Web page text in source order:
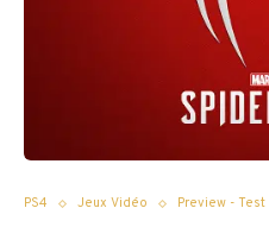
PS4 Jeux Vidéo Preview - Test